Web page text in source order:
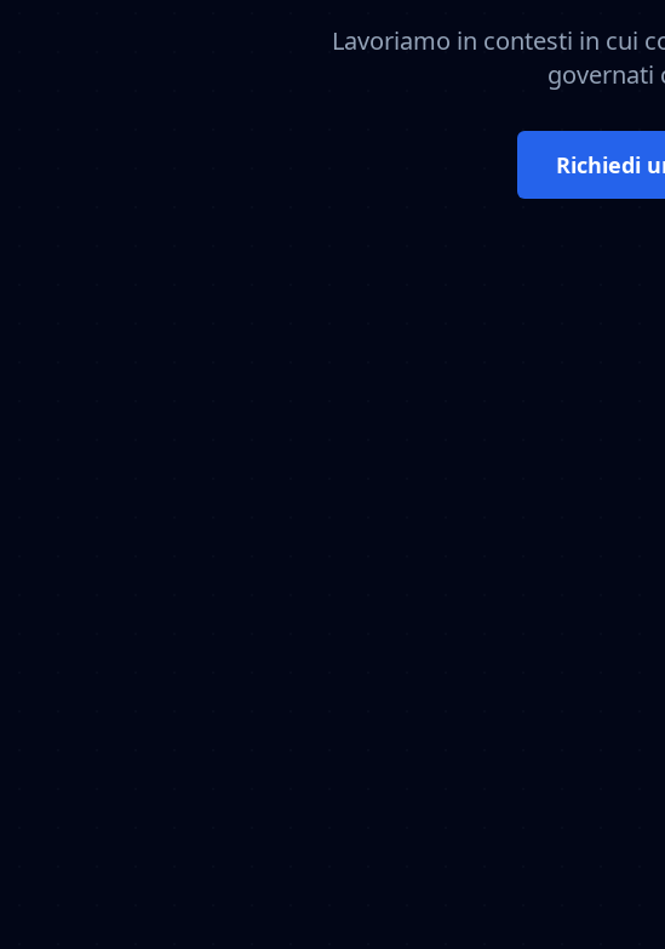
Lavoriamo in contesti in cui
governati
Richiedi